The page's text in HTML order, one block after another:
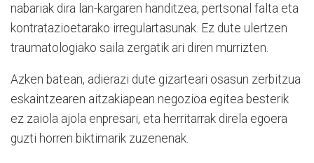
nabariak dira lan-kargaren handitzea, pertsonal falta eta
kontratazioetarako irregulartasunak. Ez dute ulertzen
traumatologiako saila zergatik ari diren murrizten.
Azken batean, adierazi dute gizarteari osasun zerbitzua
eskaintzearen aitzakiapean negozioa egitea besterik
ez zaiola ajola enpresari, eta herritarrak direla egoera
guzti horren biktimarik zuzenenak.